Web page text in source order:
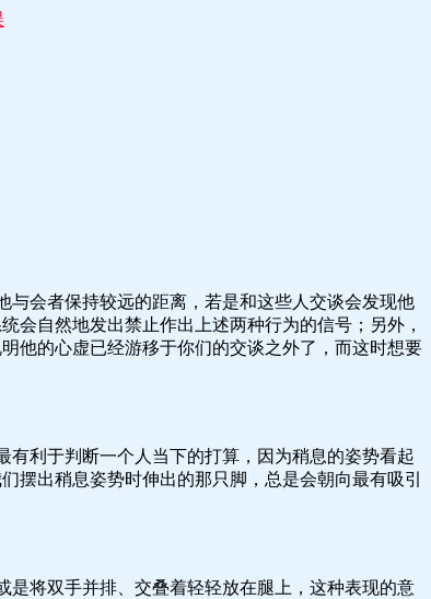
会者保持较远的距离，若是和这些人交谈会发现他
会自然地发出禁止作出上述两种行为的信号；另外，
他的心虚已经游移于你们的交谈之外了，而这时想要
利于判断一个人当下的打算，因为稍息的姿势看起
摆出稍息姿势时伸出的那只脚，总是会朝向最有吸引
将双手并排、交叠着轻轻放在腿上，这种表现的意